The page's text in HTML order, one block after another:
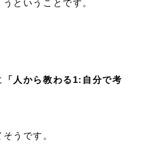
ということです。
「人から教わる1:自分で考
うです。